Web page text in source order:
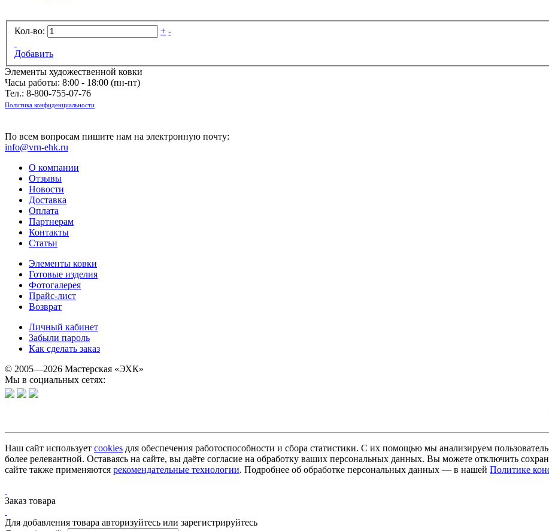
Кол-во: + -
Добавить
Элементы художественной ковки
Часы работы: 8:00 - 18:00 (пн-пт)
Тел.: 8-800-755-07-76
Политика конфиденциальности
По всем вопросам пишите нам на электронную почту:
info@vrn-ehk.ru
О компании
Отзывы
Новости
Доставка
Оплата
Партнерам
Контакты
Статьи
Элементы ковки
Готовые изделия
Фотогалерея
Прайс-лист
Возврат
Личный кабинет
Забыли пароль
Как сделать заказ
© 2005—2026 Мастерская «ЭХК»
Мы в социальных сетях:
Наш сайт использует cookies для обеспечения работоспособности и сбора статистики. С их помощью мы анализируем
более релевантной. Оставаясь на сайте, вы даёте согласие на обработку ваших персональных данных. Вы можете отключить
сайте также применяются рекомендательные технологии. Подробнее об обработке персональных данных — в нашей Политике
Заказ товара
Для добавления товара авторизуйтесь или зарегистрируйтесь